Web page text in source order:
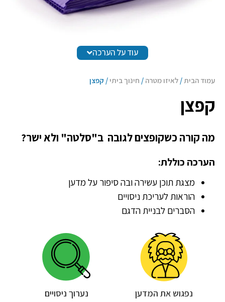
עוד על הערכה
עמוד הבית/ לאיזו מטרה / חינוך ביתי / קפצן
קפצן
מה קורה כשקופצים לגובה ב"סלטה" ולא ישר?
הערכה כוללת:
מצגת תוכן עשירה ובה סיפור על מדען
הוראות לעריכת ניסויים
הסברים לבניית הדגם
נפגוש את המדען
נערוך ניסויים